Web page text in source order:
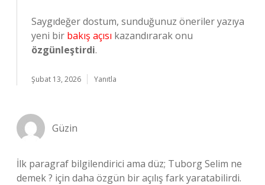
Saygıdeğer dostum, sunduğunuz öneriler yazıya
yeni bir bakış açısı kazandırarak onu
özgünleştirdi.
Şubat 13, 2026 Yanıtla
Güzin
İlk paragraf bilgilendirici ama düz; Tuborg Selim ne
demek ? için daha özgün bir açılış fark yaratabilirdi.